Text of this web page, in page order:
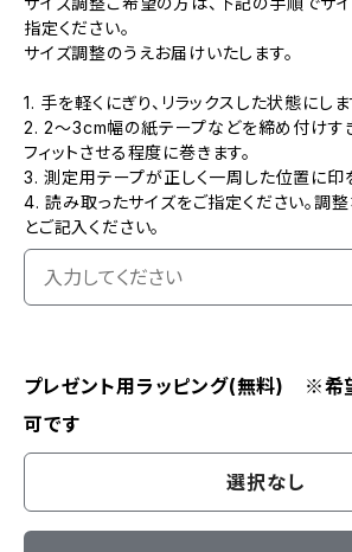
指定ください。
サイズ調整のうえお届けいたします。
1. 手を軽くにぎり、リラックスした状態にしま
2. 2～3cm幅の紙テープなどを締め付けす
フィットさせる程度に巻きます。
3. 測定用テープが正しく一周した位置に印
4. 読み取ったサイズをご指定ください。調整
とご記入ください。
プレゼント用ラッピング(無料) ※希
可です
選択なし